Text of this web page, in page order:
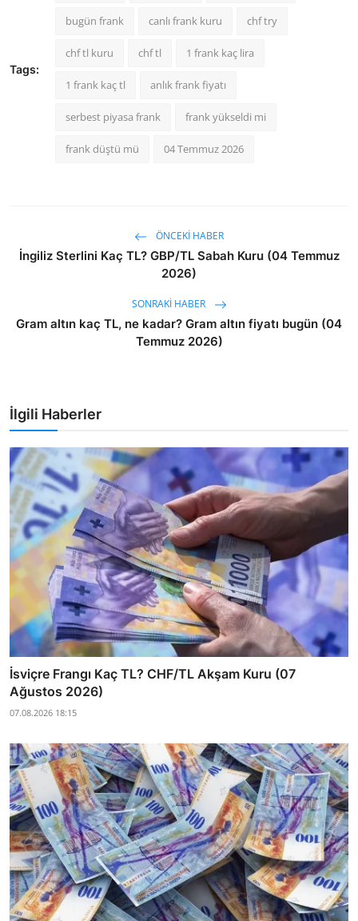
Tags:
bugün frank canlı frank kuru chf try
chf tl kuru chf tl 1 frank kaç lira
1 frank kaç tl anlık frank fiyatı
serbest piyasa frank frank yükseldi mi
frank düştü mü 04 Temmuz 2026
ÖNCEKI HABER
İngiliz Sterlini Kaç TL? GBP/TL Sabah Kuru (04 Temmuz
2026)
SONRAKI HABER
Gram altın kaç TL, ne kadar? Gram altın fiyatı bugün (04
Temmuz 2026)
İlgili Haberler
İsviçre Frangı Kaç TL? CHF/TL Akşam Kuru (07
Ağustos 2026)
07.08.2026 18:15